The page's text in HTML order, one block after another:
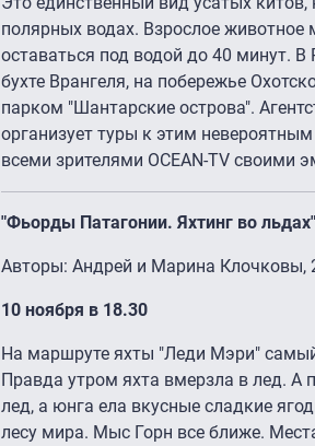
полярных водах. Взрослое животное
оставаться под водой до 40 минут.
бухте Врангеля, на побережье
парком "Шантарские острова".
организует туры к этим
всеми зрителями OCEAN-TV своими
"Фьорды Патагонии. Яхтинг во
Авторы: Андрей и Марина Клочковы,
10 ноября в 18.30
На маршруте яхты "Леди Мэри"
Правда утром яхта вмерзла в лед. А
лед, а юнга ела вкусные сладкие
лесу мира. Мыс Горн все ближе.